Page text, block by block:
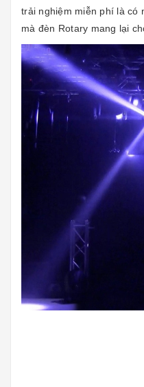
trải nghiệm miễn phí là có
mà đèn Rotary mang lại